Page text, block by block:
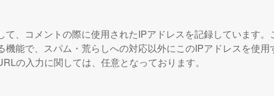
、コメントの際に使用されたIPアドレスを記録しています。
能で、スパム・荒らしへの対応以外にこのIPアドレスを使用
の入力に関しては、任意となっております。